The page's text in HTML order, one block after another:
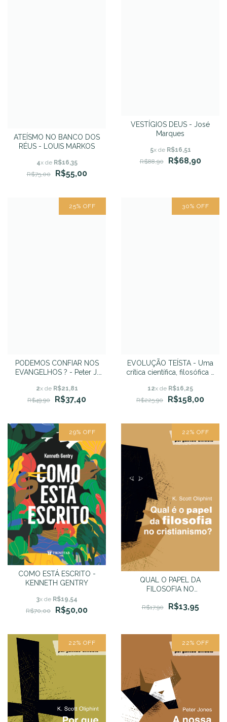
ATEÍSMO NO BANCO DOS
RÉUS - LOUIS MARKOS
4x de R$16,35
R$75,00
R$55,00
VESTÍGIOS DEUS - José
Marques
5x de R$16,51
R$88,90
R$68,90
25% OFF
PODEMOS CONFIAR NOS
EVANGELHOS ? - Peter J.
2x de R$21,81
R$49,90
R$37,40
30% OFF
EVOLUÇÃO TEÍSTA - Uma
crítica científica, filosófica e
Grudem, J. P. Moreland,
Stephen C. Meyer,
12x de R$16,25
R$225,90
R$158,00
29% OFF
COMO ESTÁ ESCRITO -
KENNETH GENTRY
3x de R$19,54
R$70,00
R$50,00
22% OFF
QUAL O PAPEL DA
FILOSOFIA NO
Oliphint
R$17,90 R$13,95
22% OFF 22% OFF